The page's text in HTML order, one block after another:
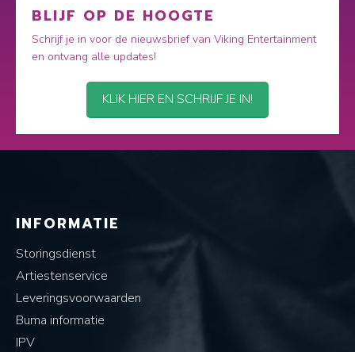
BLIJF OP DE HOOGTE
Schrijf je in voor de nieuwsbrief van Viking Entertainment
en ontvang alle updates!
KLIK HIER EN SCHRIJF JE IN!
INFORMATIE
Storingsdienst
Artiestenservice
Leveringsvoorwaarden
Buma informatie
IPV